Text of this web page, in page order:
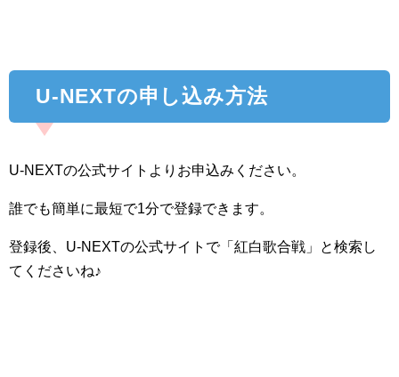
U-NEXTの申し込み方法
U-NEXTの公式サイトよりお申込みください。
誰でも簡単に最短で1分で登録できます。
登録後、U-NEXTの公式サイトで「紅白歌合戦」と検索し
てくださいね♪